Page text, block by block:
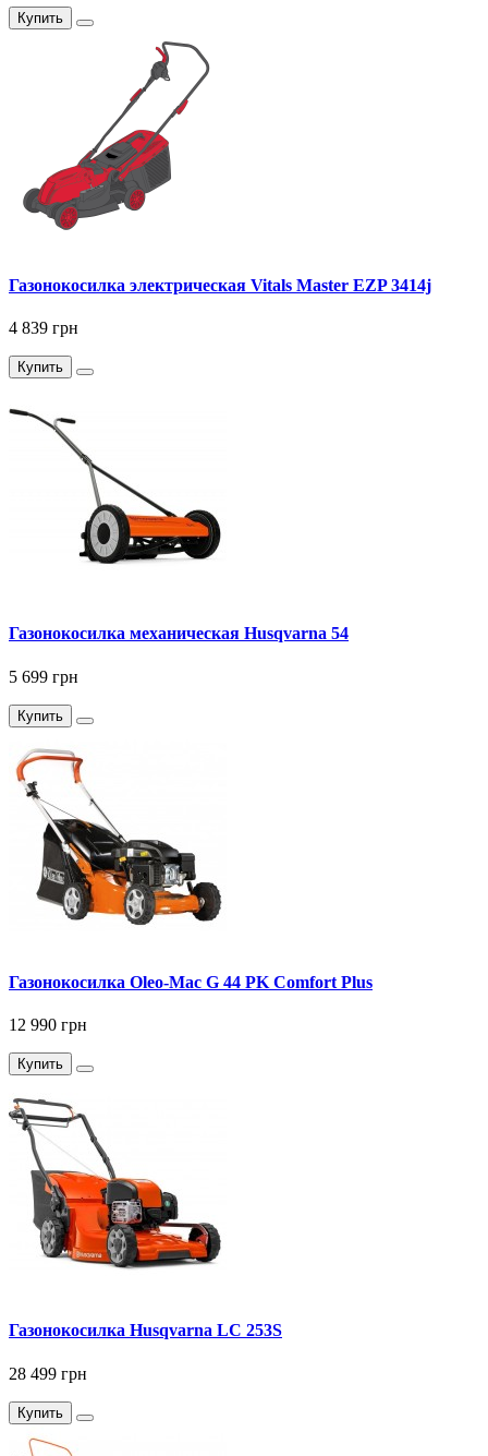
Купить
Газонокосилка электрическая Vitals Master EZP 3414j
4 839 грн
Купить
Газонокосилка механическая Husqvarna 54
5 699 грн
Купить
Газонокосилка Oleo-Mac G 44 PK Comfort Plus
12 990 грн
Купить
Газонокосилка Husqvarna LC 253S
28 499 грн
Купить